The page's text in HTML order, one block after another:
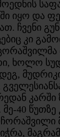
იყო და
ჩვენი
კი
ხოლო
კარში
40 წუთზე